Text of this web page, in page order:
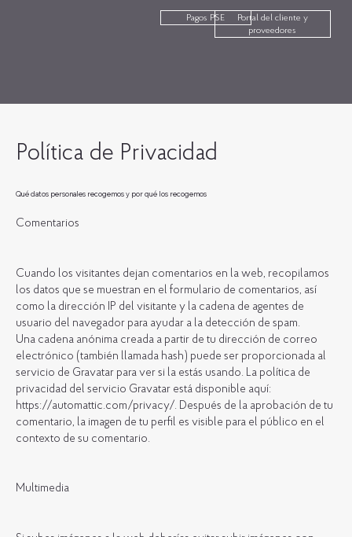
Pagos PSE
Portal del cliente y
proveedores
Política de Privacidad
Qué datos personales recogemos y por qué los recogemos
Comentarios
Cuando los visitantes dejan comentarios en la web, recopilamos
los datos que se muestran en el formulario de comentarios, así
como la dirección IP del visitante y la cadena de agentes de
usuario del navegador para ayudar a la detección de spam.
Una cadena anónima creada a partir de tu dirección de correo
electrónico (también llamada hash) puede ser proporcionada al
servicio de Gravatar para ver si la estás usando. La política de
privacidad del servicio Gravatar está disponible aquí:
https://automattic.com/privacy/. Después de la aprobación de tu
comentario, la imagen de tu perfil es visible para el público en el
contexto de su comentario.
Multimedia